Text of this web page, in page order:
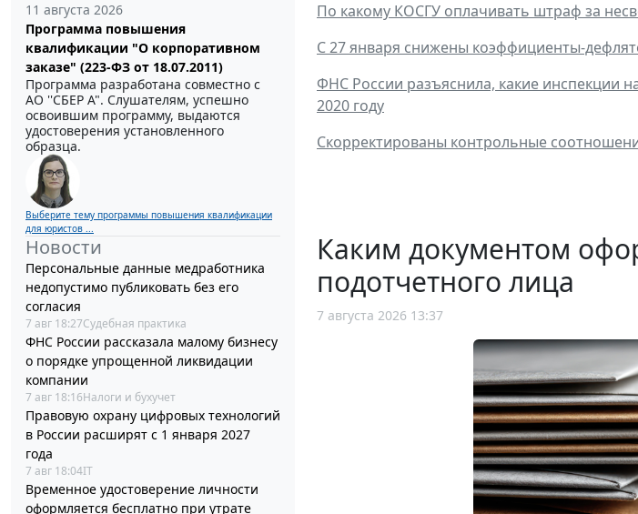
11 августа 2026
Программа повышения
квалификации "О корпоративном
заказе" (223-ФЗ от 18.07.2011)
Программа разработана совместно с
АО ''СБЕР А". Слушателям, успешно
освоившим программу, выдаются
удостоверения установленного
образца.
Выберите тему программы повышения квалификации
для юристов ...
Новости
Персональные данные медработника
недопустимо публиковать без его
согласия
7 авг 18:27Судебная практика
ФНС России рассказала малому бизнесу
о порядке упрощенной ликвидации
компании
7 авг 18:16Налоги и бухучет
Правовую охрану цифровых технологий
в России расширят с 1 января 2027
года
7 авг 18:04IT
Временное удостоверение личности
оформляется бесплатно при утрате
По какому КОСГУ оплачивать штраф за
С 27 января снижены коэффициенты-
ФНС России разъяснила, какие инспекции
2020 году
Скорректированы контрольные
Каким документом
подотчетного лица
7 августа 2026 13:37